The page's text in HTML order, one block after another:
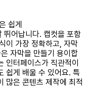
쉽게
뛰어납니다. 캡컷을 포함
이 가장 정확하고, 자막
자막을 만들기 용이합
인터페이스가 직관적이
쉽게 배울 수 있어요. 특
많은 콘텐츠 제작에 최적